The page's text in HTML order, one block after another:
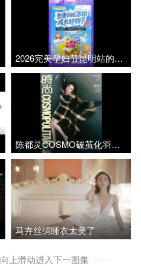
2026完美孕妇节昆明站的品牌展位礼物来啦！
陈都灵COSMO破茧化羽大片，羽纱与织物交织流动
马卉丝绸睡衣太美了
向上滑动进入下一图集